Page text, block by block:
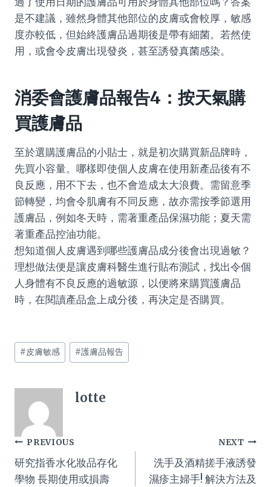
是不建議，雖然身體其他部位的皮膚或會較厚，敏感
度亦較低，但始終護膚品過期後是帶有細菌。若然使
用，或會令皮膚出現發炎，甚至誘發真菌感染。
消委會護膚品報告4：按天氣購
買護膚品
至於選購護膚品的小貼士，就是初次購買新品牌時，
先買小容量。哪樣即使個人皮膚在使用新產品後有不
良反應，用不下去，也不會造成太大浪費。需留意季
節轉變，均會令肌膚有不同反應，故亦需按季節選用
護膚品，例如冬天時，需著重產品保濕功能；夏天需
著重產品控油功能。
想知道個人皮膚遇到哪些護膚品成分後會出現過敏？
理想做法便是讓皮膚科醫生進行貼布測試，找出令個
人身體有不良反應的過敏源，以便將來購買護膚品
時，在閱讀產品盒上成分後，再決定是否購買。
Post
Tags:
#皮膚敏感 #護膚品報告
lotte
Post
navigation
PREVIOUS
研究指香水化妝品存化
學物 長期使用或損壽
NEXT
洗手及酒精搓手液誘發
濕疹主婦手! 解決方法及